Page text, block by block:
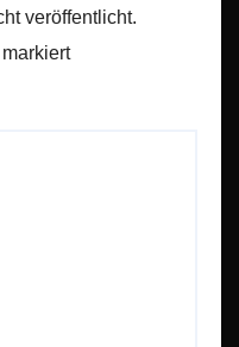
veröffentlicht.
markiert